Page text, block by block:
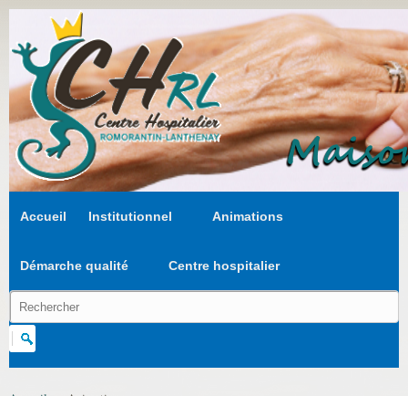
Aller au contenu principal
Accueil Institutionnel Animations
Démarche qualité Centre hospitalier
Formulaire de recherche
Chercher dans ce site